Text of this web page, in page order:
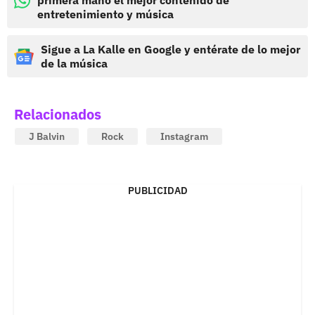
entretenimiento y música
Sigue a La Kalle en Google y entérate de lo mejor
de la música
Relacionados
J Balvin Rock Instagram
PUBLICIDAD